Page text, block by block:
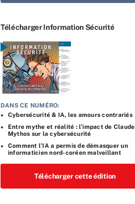
Télécharger Information Sécurité
DANS CE NUMÉRO:
Cybersécurité & IA, les amours contrariés
Entre mythe et réalité : l’impact de Claude
Mythos sur la cybersécurité
Comment l’IA a permis de démasquer un
informaticien nord-coréen malveillant
Télécharger cette édition